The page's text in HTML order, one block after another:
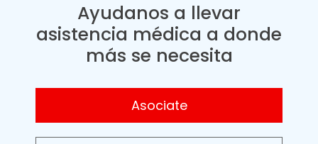
Ayudanos a llevar
asistencia médica a donde
más se necesita
Asociate